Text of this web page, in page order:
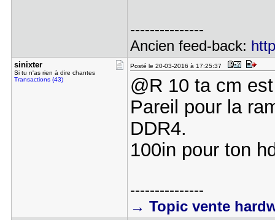
---------------
Ancien feed-back:
sinixter
Si tu n'as rien à dire chantes
Transactions (43)
Posté le 20-03-2016 à 17:25:37
@R 10 ta cm
Pareil pour la
DDR4.
100in pour ton
---------------
→ Topic vente